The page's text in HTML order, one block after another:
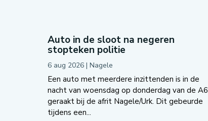
Auto in de sloot na negeren
stopteken politie
6 aug 2026| Nagele
Een auto met meerdere inzittenden is in de
nacht van woensdag op donderdag van de A6
geraakt bij de afrit Nagele/Urk. Dit gebeurde
tijdens een...